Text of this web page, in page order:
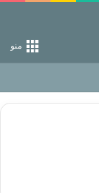
منو
خداست‌!